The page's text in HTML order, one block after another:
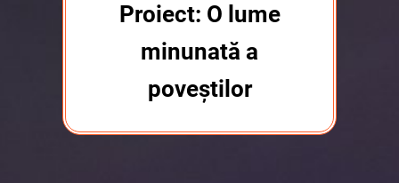
Proiect: O lume
minunată a
poveștilor